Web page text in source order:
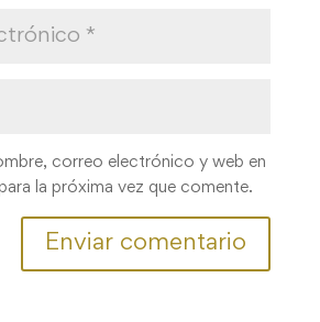
correo electrónico y web en
la próxima vez que comente.